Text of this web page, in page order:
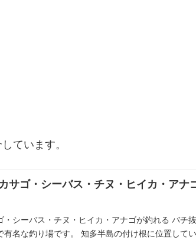
ています。
サゴ・シーバス・チヌ・ヒイカ・アナ
・シーバス・チヌ・ヒイカ・アナゴが釣れる バチ
有名な釣り場です。 知多半島の付け根に位置して